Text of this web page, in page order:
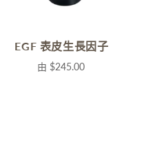
EGF 表皮生長因子
由 $245.00